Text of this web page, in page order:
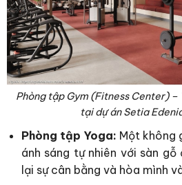
Phòng tập Gym (Fitness Center) –
tại dự án Setia
Phòng tập Yoga: Một không
ánh sáng tự nhiên với sàn
lại sự cân bằng và hòa mình